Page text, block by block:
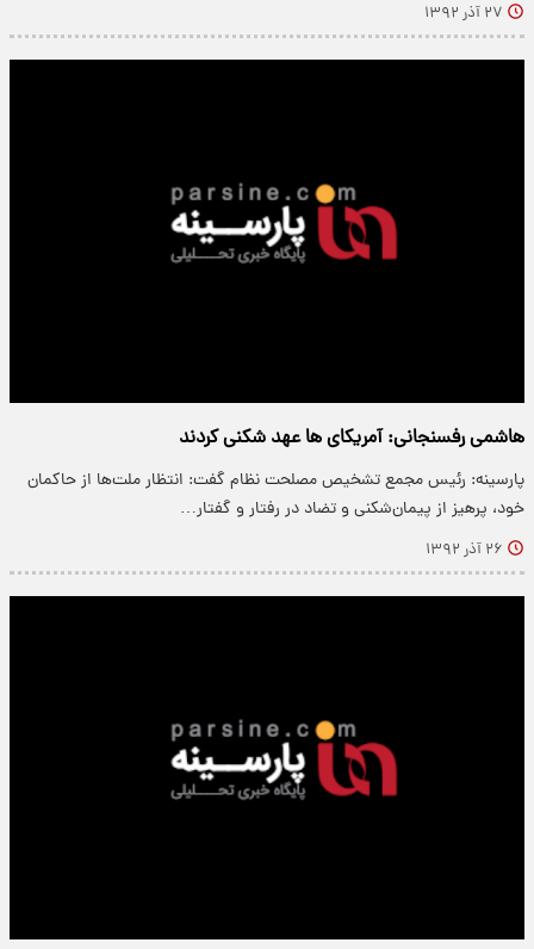
۲۷ آذر ۱۳۹۲
هاشمی رفسنجانی: آمریکای ها عهد شکنی کردند
پارسینه: رئیس مجمع تشخیص مصلحت نظام گفت: انتظار ملت‌ها از حاکمان
خود، پرهیز از پیمان‌شکنی و تضاد در رفتار و گفتار…
۲۶ آذر ۱۳۹۲